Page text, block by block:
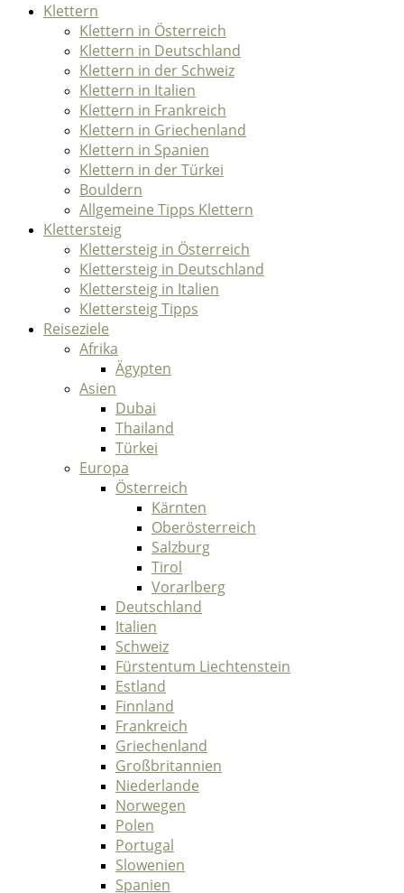
Klettern
Klettern in Österreich
Klettern in Deutschland
Klettern in der Schweiz
Klettern in Italien
Klettern in Frankreich
Klettern in Griechenland
Klettern in Spanien
Klettern in der Türkei
Bouldern
Allgemeine Tipps Klettern
Klettersteig
Klettersteig in Österreich
Klettersteig in Deutschland
Klettersteig in Italien
Klettersteig Tipps
Reiseziele
Afrika
Ägypten
Asien
Dubai
Thailand
Türkei
Europa
Österreich
Kärnten
Oberösterreich
Salzburg
Tirol
Vorarlberg
Deutschland
Italien
Schweiz
Fürstentum Liechtenstein
Estland
Finnland
Frankreich
Griechenland
Großbritannien
Niederlande
Norwegen
Polen
Portugal
Slowenien
Spanien